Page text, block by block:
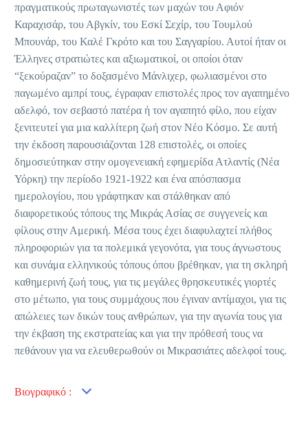
πραγματικούς πρωταγωνιστές των μαχών του Αφιόν
Καραχισάρ, του Αβγκίν, του Εσκί Σεχίρ, του Τουμλού
Μπουνάρ, του Καλέ Γκρότο και του Σαγγαρίου. Αυτοί ήταν οι
Έλληνες στρατιώτες και αξιωματικοί, οι οποίοι όταν
“ξεκούραζαν” το δοξασμένο Μάνλιχερ, φωλιασμένοι στο
παγωμένο αμπρί τους, έγραφαν επιστολές προς τον αγαπημένο
αδελφό, τον σεβαστό πατέρα ή τον αγαπητό φίλο, που είχαν
ξενιτευτεί για μια καλλίτερη ζωή στον Νέο Κόσμο. Σε αυτή
την έκδοση παρουσιάζονται 128 επιστολές, οι οποίες
δημοσιεύτηκαν στην ομογενειακή εφημερίδα Ατλαντίς (Νέα
Υόρκη) την περίοδο 1921-1922 και ένα απόσπασμα
ημερολογίου, που γράφτηκαν και στάλθηκαν από
διαφορετικούς τόπους της Μικράς Ασίας σε συγγενείς και
φίλους στην Αμερική. Μέσα τους έχει διαφυλαχτεί πλήθος
πληροφοριών για τα πολεμικά γεγονότα, για τους άγνωστους
και συνάμα ελληνικούς τόπους όπου βρέθηκαν, για τη σκληρή
καθημερινή ζωή τους, για τις μεγάλες θρησκευτικές γιορτές
στο μέτωπο, για τους συμμάχους που έγιναν αντίμαχοι, για τις
απώλειες των δικών τους ανθρώπων, για την αγωνία τους για
την έκβαση της εκστρατείας και για την πρόθεσή τους να
πεθάνουν για να ελευθερωθούν οι Μικρασιάτες αδελφοί τους.
Βιογραφικό :